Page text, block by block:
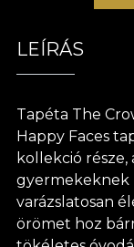
LEÍRÁS
Tapéta The
Happy Faces
kollekció
gyermekeknek
varázslatosan
örömet hoz